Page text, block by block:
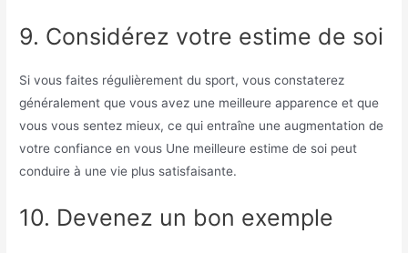
9. Considérez votre estime de soi
Si vous faites régulièrement du sport, vous constaterez
généralement que vous avez une meilleure apparence et que
vous vous sentez mieux, ce qui entraîne une augmentation de
votre confiance en vous Une meilleure estime de soi peut
conduire à une vie plus satisfaisante.
10. Devenez un bon exemple